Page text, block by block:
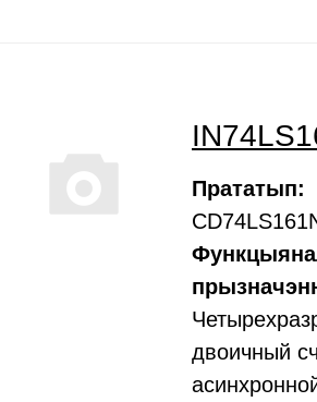
Прататып:
двоичный